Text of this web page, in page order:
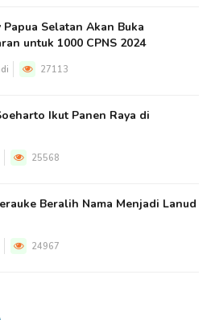
Papua Selatan Akan Buka
untuk 1000 CPNS 2024
27113
Ikut Panen Raya di
25568
Beralih Nama Menjadi Lanud
24967